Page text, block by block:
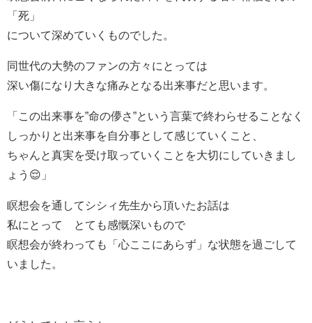
「死」
について深めていくものでした。
同世代の大勢のファンの方々にとっては
深い傷になり大きな痛みとなる出来事だと思います。
「この出来事を”命の儚さ”という言葉で終わらせることなく
しっかりと出来事を自分事として感じていくこと、
ちゃんと真実を受け取っていくことを大切にしていきまし
ょう😌」
瞑想会を通してシシィ先生から頂いたお話は
私にとって とても感慨深いもので
瞑想会が終わっても「心ここにあらず」な状態を過ごして
いました。